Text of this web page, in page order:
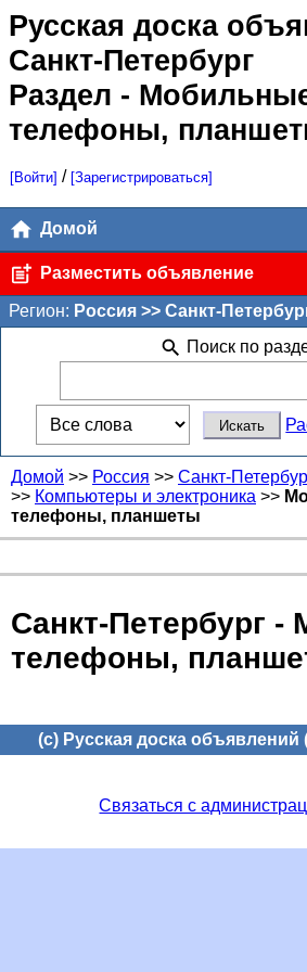
Русская доска
Санкт-Петербург
Раздел -
телефоны,
[Войти] / [Зарегистрироваться]
Домой
Разместить объявление
Регион: Россия >> Санкт-
Поиск по
Домой >> Россия >> Санкт-
>> Компьютеры и электроника >>
телефоны, планшеты
Санкт-Петербург
телефоны,
(c) Русская доска
Связаться с